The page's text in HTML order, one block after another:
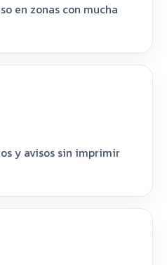
en zonas con mucha
y avisos sin imprimir